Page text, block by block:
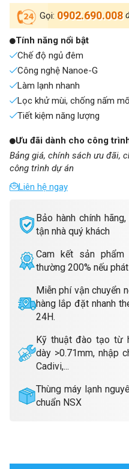
Gọi: 0902.690.008
Tính năng nổi bật
Chế độ ngủ đêm
Công nghệ Nanoe-G
Làm lạnh nhanh
Lọc khử mùi, chống nấm
Tiết kiệm năng lượng
Bảo hành chính
tận nhà quý khách
Cam kết sản phẩm
thường 200% nếu
Miễn phí vận chuyển
hàng lắp đặt nhanh
24H.
Kỹ thuật đào tạo từ
dày >0.71mm, nhập
Cadivi,...
Thùng máy lạnh
chuẩn NSX
Ưu đãi dành cho công
Bảng giá, chính sách ưu đãi,
công trình dự án
Liên hệ ngay